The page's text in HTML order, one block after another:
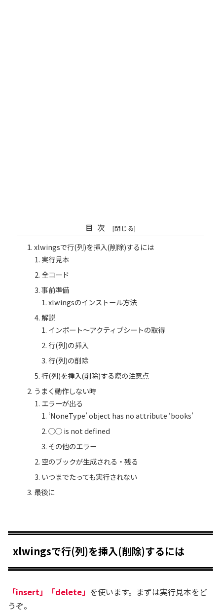
目次
xlwingsで行(列)を挿入(削除)するには
実行見本
全コード
事前準備
xlwingsのインストール方法
解説
インポート～アクティブシートの取得
行(列)の挿入
行(列)の削除
行(列)を挿入(削除)する際の注意点
うまく動作しない時
エラーが出る
‘NoneType’ object has no attribute ‘books’
○○ is not defined
その他のエラー
空のブックが生成される・残る
いつまでたっても実行されない
最後に
xlwingsで行(列)を挿入(削除)するには
「insert」「delete」 を使います。まずは実行見本をど
うぞ。